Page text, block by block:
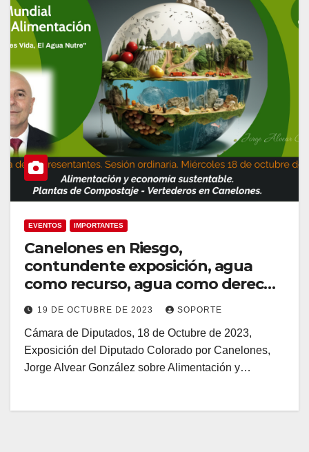
EVENTOS IMPORTANTES
Canelones en Riesgo,
contundente exposición, agua
como recurso, agua como derecho
humano.
19 DE OCTUBRE DE 2023 SOPORTE
Cámara de Diputados, 18 de Octubre de 2023,
Exposición del Diputado Colorado por Canelones,
Jorge Alvear González sobre Alimentación y…